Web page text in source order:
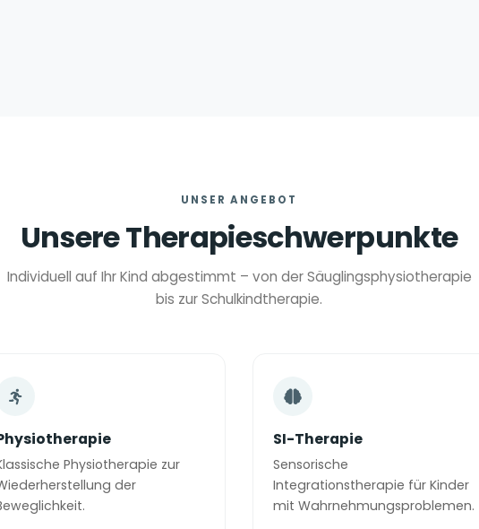
UNSER ANGEBOT
Unsere Therapieschwerpunkte
Individuell auf Ihr Kind abgestimmt – von der Säuglingsphysiotherapie
bis zur Schulkindtherapie.
Physiotherapie zur
der
SI-Therapie
Sensorische
Integrationstherapie für Kinder
mit Wahrnehmungsproblemen.